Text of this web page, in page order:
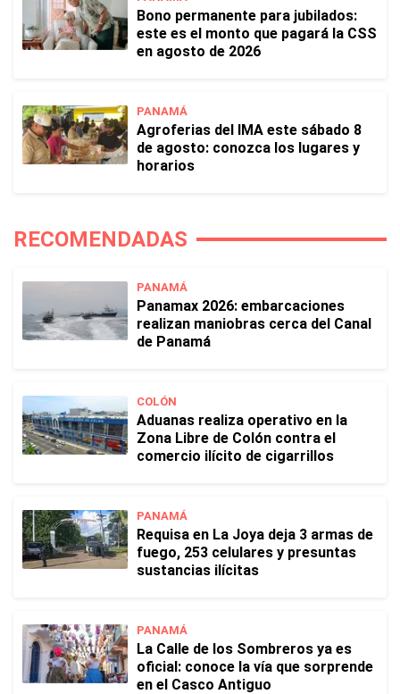
Bono permanente para jubilados:
este es el monto que pagará la CSS
en agosto de 2026
PANAMÁ
Agroferias del IMA este sábado 8
de agosto: conozca los lugares y
horarios
RECOMENDADAS
PANAMÁ
Panamax 2026: embarcaciones
realizan maniobras cerca del Canal
de Panamá
COLÓN
Aduanas realiza operativo en la
Zona Libre de Colón contra el
comercio ilícito de cigarrillos
PANAMÁ
Requisa en La Joya deja 3 armas de
fuego, 253 celulares y presuntas
sustancias ilícitas
PANAMÁ
La Calle de los Sombreros ya es
oficial: conoce la vía que sorprende
en el Casco Antiguo